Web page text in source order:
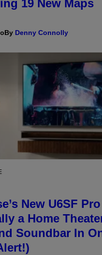
19 New Maps
By Denny Connolly
New U6SF
a Home
Soundbar In